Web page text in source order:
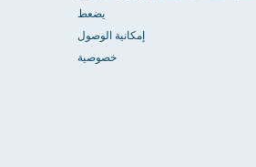
يضعط
إمكانية الوصول
خصوصية